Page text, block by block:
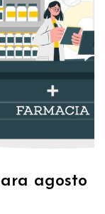
agosto